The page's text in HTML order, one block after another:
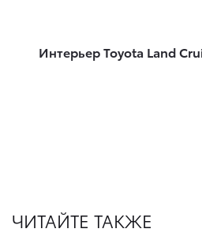
Интерьер Toyota Land
ЧИТАЙТЕ ТАКЖЕ